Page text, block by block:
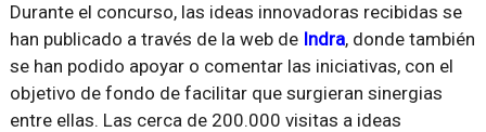
Durante el concurso, las ideas innovadoras recibidas se
han publicado a través de la web de Indra, donde también
se han podido apoyar o comentar las iniciativas, con el
objetivo de fondo de facilitar que surgieran sinergias
entre ellas. Las cerca de 200.000 visitas a ideas